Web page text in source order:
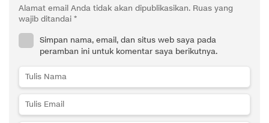
Alamat email Anda tidak akan dipublikasikan. Ruas yang
wajib ditandai *
Simpan nama, email, dan situs web saya pada
peramban ini untuk komentar saya berikutnya.